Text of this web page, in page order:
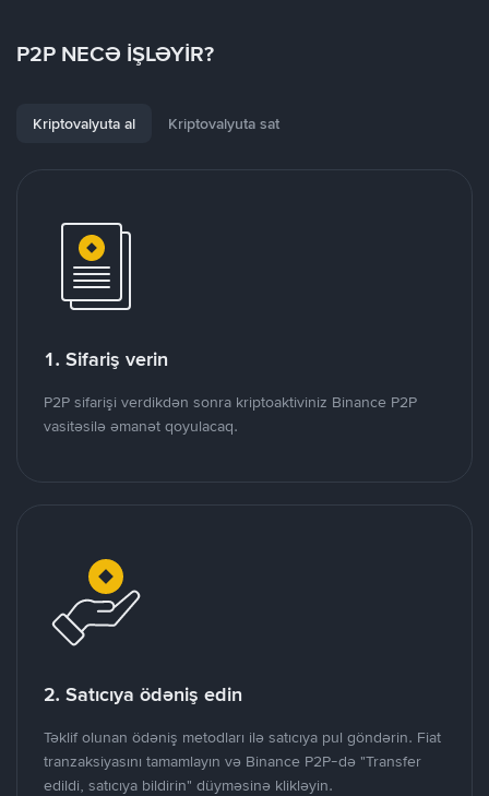
P2P NECƏ İŞLƏYİR?
Kriptovalyuta al Kriptovalyuta sat
1. Sifariş verin
P2P sifarişi verdikdən sonra kriptoaktiviniz Binance P2P
vasitəsilə əmanət qoyulacaq.
2. Satıcıya ödəniş edin
Təklif olunan ödəniş metodları ilə satıcıya pul göndərin. Fiat
tranzaksiyasını tamamlayın və Binance P2P-də "Transfer
edildi, satıcıya bildirin" düyməsinə klikləyin.